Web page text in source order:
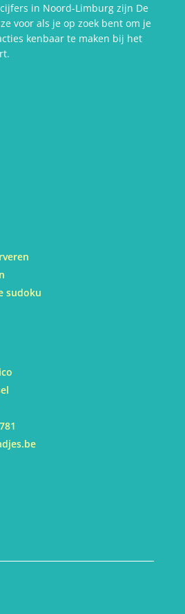
in Noord-Limburg zijn De
voor als je op zoek bent om je
kenbaar te maken bij het
sudoku